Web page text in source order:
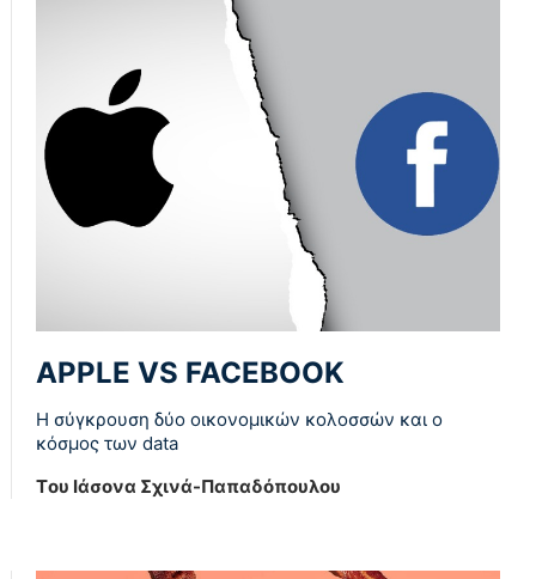
APPLE VS FACEBOOK
Η σύγκρουση δύο οικονομικών κολοσσών και ο
κόσμος των data
Tου Ιάσονα Σχινά-Παπαδόπουλου